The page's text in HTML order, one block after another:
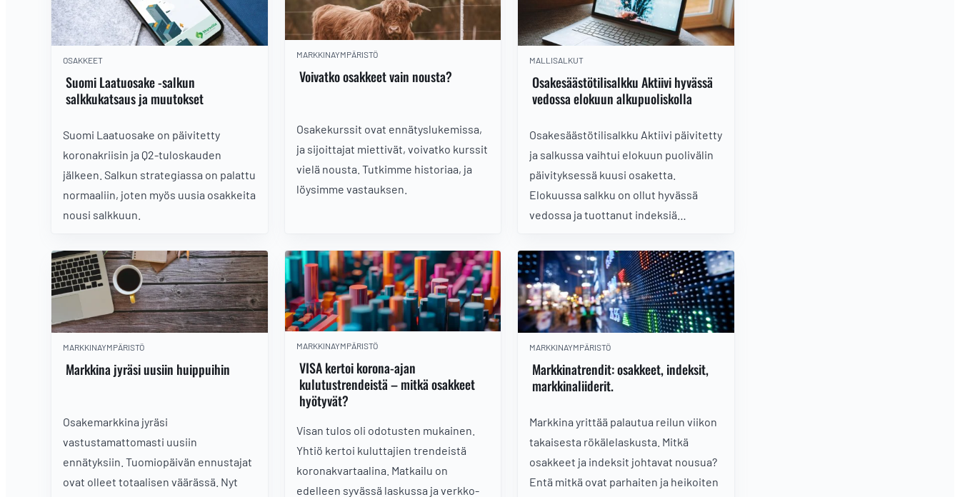
monipuolisemmin, kuten
vaihtoehtoisiin omaisuusluokkiin.
OSAKKEET
Suomi Laatuosake -salkun
salkkukatsaus ja muutokset
Suomi Laatuosake on päivitetty
koronakriisin ja Q2-tuloskauden
jälkeen. Salkun strategiassa on palattu
normaaliin, joten myös uusia osakkeita
nousi salkkuun.
MARKKINAYMPÄRISTÖ
Voivatko osakkeet vain nousta?
Osakekurssit ovat ennätyslukemissa,
ja sijoittajat miettivät, voivatko kurssit
vielä nousta. Tutkimme historiaa, ja
löysimme vastauksen.
MALLISALKUT
Osakesäästötilisalkku Aktiivi hyvässä
vedossa elokuun alkupuoliskolla
Osakesäästötilisalkku Aktiivi päivitetty
ja salkussa vaihtui elokuun puolivälin
päivityksessä kuusi osaketta.
Elokuussa salkku on ollut hyvässä
vedossa ja tuottanut indeksiä
Osakesäästötilipalvelun tilanneille ja
Sijoittaja.fi:n jäsenille.
MARKKINAYMPÄRISTÖ
Markkina jyräsi uusiin huippuihin
Osakemarkkina jyräsi
vastustamattomasti uusiin
ennätyksiin. Tuomiopäivän ennustajat
ovat olleet totaalisen väärässä. Nyt
MARKKINAYMPÄRISTÖ
VISA kertoi korona-ajan
kulutustrendeistä – mitkä osakkeet
hyötyvät?
Visan tulos oli odotusten mukainen.
Yhtiö kertoi kuluttajien trendeistä
koronakvartaalina. Matkailu on
edelleen syvässä laskussa ja verkko-
MARKKINAYMPÄRISTÖ
Markkinatrendit: osakkeet, indeksit,
markkinaliiderit.
Markkina yrittää palautua reilun viikon
takaisesta rökälelaskusta. Mitkä
osakkeet ja indeksit johtavat nousua?
Entä mitkä ovat parhaiten ja heikoiten